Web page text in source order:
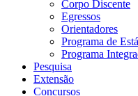
Corpo Discente
Egressos
Orientadores
Programa de
Programa
Pesquisa
Extensão
Concursos